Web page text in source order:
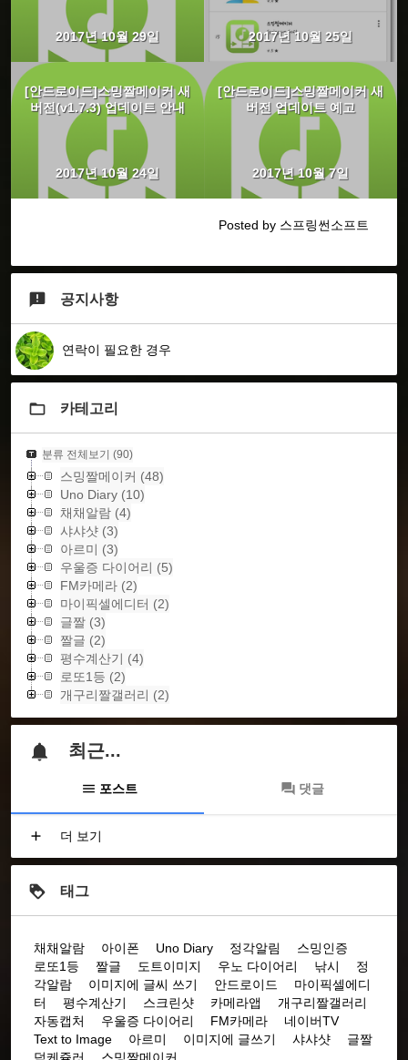
2017년 10월 29일 2017년 10월 25일
[안드로이드]스밍짤메이커 새
버전(v1.7.3) 업데이트 안내
2017년 10월 24일
[안드로이드]스밍짤메이커 새
버전 업데이트 예고
2017년 10월 7일
Posted by 스프링썬소프트
공지사항
연락이 필요한 경우
카테고리
분류 전체보기 (90)
스밍짤메이커 (48)
Uno Diary (10)
채채알람 (4)
샤샤샷 (3)
아르미 (3)
우울증 다이어리 (5)
FM카메라 (2)
마이픽셀에디터 (2)
글짤 (3)
짤글 (2)
평수계산기 (4)
로또1등 (2)
개구리짤갤러리 (2)
최근...
포스트 댓글
더 보기
태그
채채알람 아이폰 Uno Diary 정각알림
스밍인증
로또1등
짤글 도트이미지 우노 다이어리 낚시
정
각알람
이미지에 글씨 쓰기 안드로이드
마이픽셀에디
터
평수계산기 스크린샷 카메라앱
개구리짤갤러리
자동캡처
우울증 다이어리 FM카메라
네이버TV
Text to Image
아르미 이미지에 글쓰기 샤샤샷
글짤